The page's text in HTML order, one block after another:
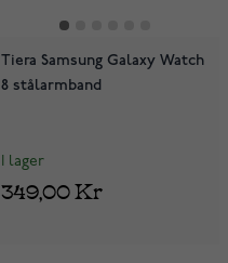
Tiera Samsung Galaxy Watch
8 stålarmband
I lager
349,00 Kr